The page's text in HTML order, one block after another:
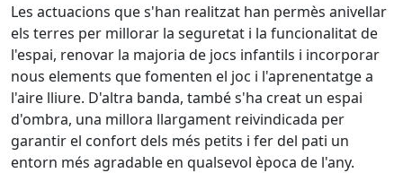
Les actuacions que s'han realitzat han permès anivellar
els terres per millorar la seguretat i la funcionalitat de
l'espai, renovar la majoria de jocs infantils i incorporar
nous elements que fomenten el joc i l'aprenentatge a
l'aire lliure. D'altra banda, també s'ha creat un espai
d'ombra, una millora llargament reivindicada per
garantir el confort dels més petits i fer del pati un
entorn més agradable en qualsevol època de l'any.